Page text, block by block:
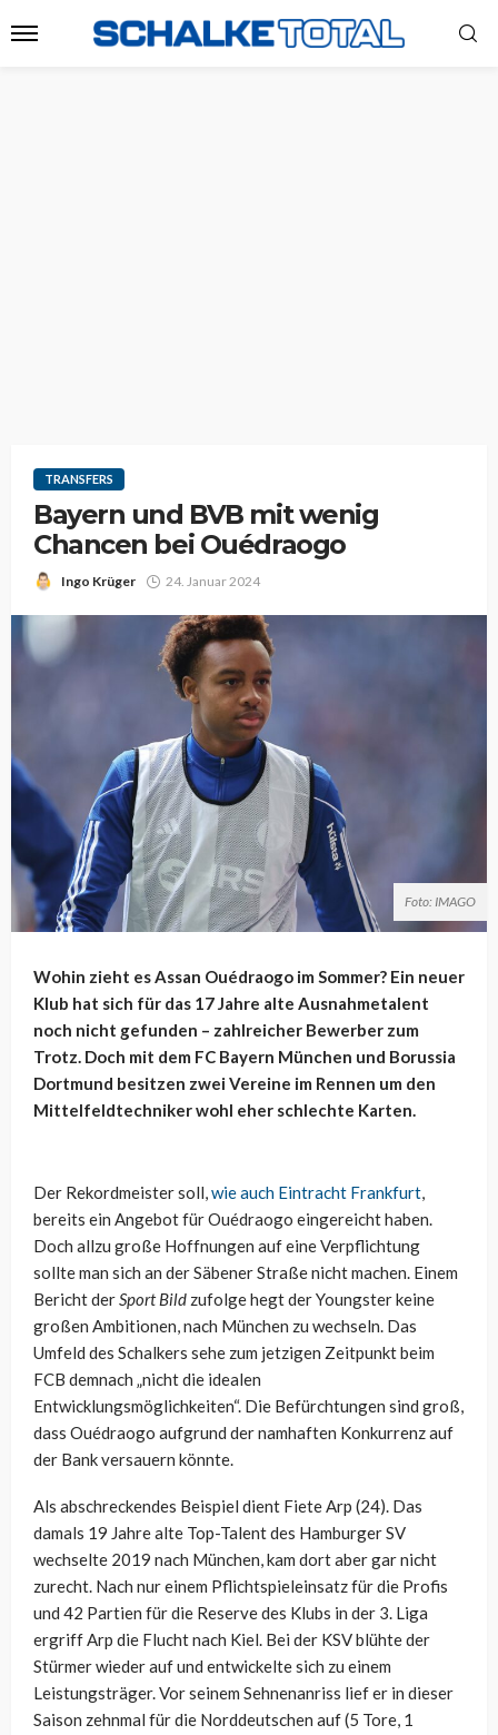
TRANSFERS
Bayern und BVB mit wenig
Chancen bei Ouédraogo
Ingo Krüger 24. Januar 2024
Foto: IMAGO
Wohin zieht es Assan Ouédraogo im Sommer? Ein neuer
Klub hat sich für das 17 Jahre alte Ausnahmetalent
noch nicht gefunden – zahlreicher Bewerber zum
Trotz. Doch mit dem FC Bayern München und Borussia
Dortmund besitzen zwei Vereine im Rennen um den
Mittelfeldtechniker wohl eher schlechte Karten.
Der Rekordmeister soll,wie auch Eintracht Frankfurt,
bereits ein Angebot für Ouédraogo eingereicht haben.
Doch allzu große Hoffnungen auf eine Verpflichtung
sollte man sich an der Säbener Straße nicht machen. Einem
Bericht derSport Bild zufolge hegt der Youngster keine
großen Ambitionen, nach München zu wechseln. Das
Umfeld des Schalkers sehe zum jetzigen Zeitpunkt beim
FCB demnach „nicht die idealen
Entwicklungsmöglichkeiten“. Die Befürchtungen sind groß,
dass Ouédraogo aufgrund der namhaften Konkurrenz auf
der Bank versauern könnte.
Als abschreckendes Beispiel dient Fiete Arp (24). Das
damals 19 Jahre alte Top-Talent des Hamburger SV
wechselte 2019 nach München, kam dort aber gar nicht
zurecht. Nach nur einem Pflichtspieleinsatz für die Profis
und 42 Partien für die Reserve des Klubs in der 3. Liga
ergriff Arp die Flucht nach Kiel. Bei der KSV blühte der
Stürmer wieder auf und entwickelte sich zu einem
Leistungsträger. Vor seinem Sehnenanriss lief er in dieser
Saison zehnmal für die Norddeutschen auf (5 Tore, 1